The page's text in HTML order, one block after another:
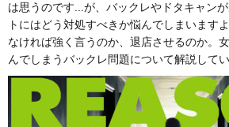
は思うのです...が、バックレやドタキャン
トにはどう対処すべきか悩んでしまいます
なければ強く言うのか、退店させるのか。
んでしまうバックレ問題について解説してい